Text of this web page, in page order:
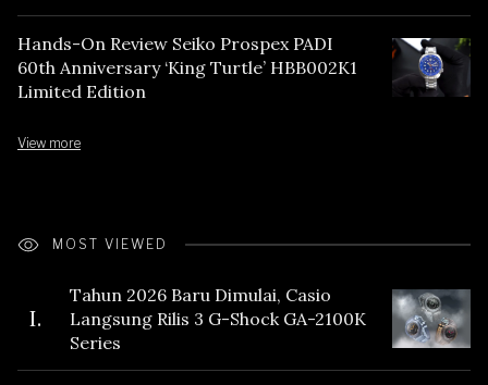
Hands-On Review Seiko Prospex PADI
60th Anniversary ‘King Turtle’ HBB002K1
Limited Edition
View more
MOST VIEWED
I.
Tahun 2026 Baru Dimulai, Casio
Langsung Rilis 3 G-Shock GA-2100K
Series